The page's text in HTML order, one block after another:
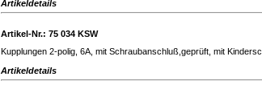
Artikeldetails
Artikel-Nr.: 75 034 KSW
Kupplungen 2-polig, 6A, mit Schraubanschluß,geprüft, mit
Artikeldetails